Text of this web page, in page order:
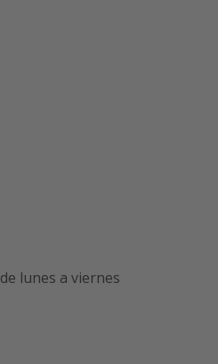
de lunes a viernes